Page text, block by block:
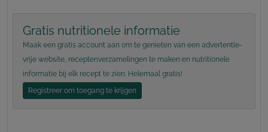
Gratis nutritionele informatie
Maak een gratis account aan om te genieten van een advertentie-
vrije website, receptenverzamelingen te maken en nutritionele
informatie bij elk recept te zien. Helemaal gratis!
Registreer om toegang te krijgen